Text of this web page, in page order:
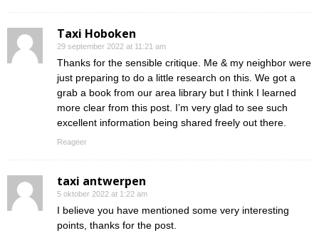
Taxi Hoboken
29 september 2022 at 11:21 am
Thanks for the sensible critique. Me & my neighbor were
just preparing to do a little research on this. We got a
grab a book from our area library but I think I learned
more clear from this post. I’m very glad to see such
excellent information being shared freely out there.
Reageer
taxi antwerpen
5 oktober 2022 at 1:22 am
I believe you have mentioned some very interesting
points, thanks for the post.